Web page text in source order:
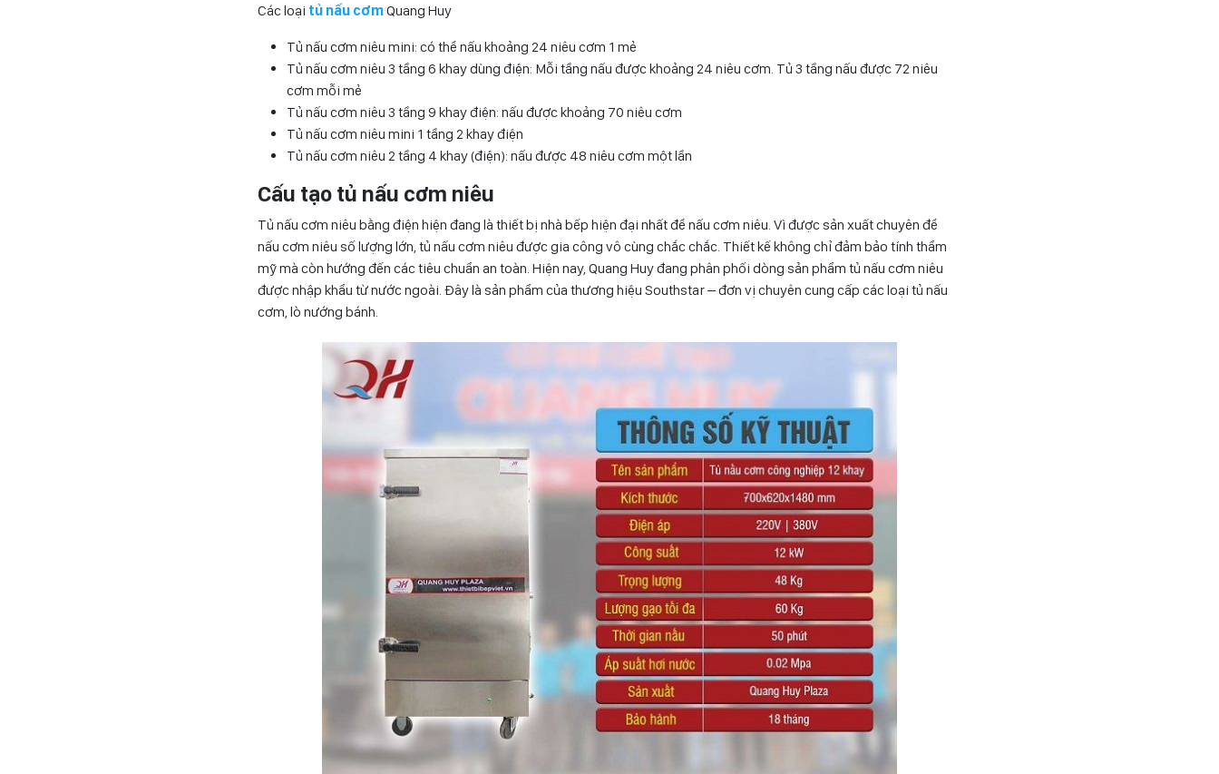
Các loại tủ nấu cơmQuang Huy
Tủ nấu cơm niêu mini: có thể nấu khoảng 24 niêu cơm 1 mẻ
Tủ nấu cơm niêu 3 tầng 6 khay dùng điện: Mỗi tầng nấu được khoảng 24 niêu cơm. Tủ 3 tầng nấu được 72 niêu
cơm mỗi mẻ
Tủ nấu cơm niêu 3 tầng 9 khay điện: nấu được khoảng 70 niêu cơm
Tủ nấu cơm niêu mini 1 tầng 2 khay điện
Tủ nấu cơm niêu 2 tầng 4 khay (điện): nấu được 48 niêu cơm một lần
Cấu tạo tủ nấu cơm niêu
Tủ nấu cơm niêu bằng điện hiện đang là thiết bị nhà bếp hiện đại nhất để nấu cơm niêu. Vì được sản xuất chuyên để
nấu cơm niêu số lượng lớn, tủ nấu cơm niêu được gia công vô cùng chắc chắc. Thiết kế không chỉ đảm bảo tính thẩm
mỹ mà còn hướng đến các tiêu chuẩn an toàn. Hiện nay, Quang Huy đang phân phối dòng sản phẩm tủ nấu cơm niêu
được nhập khẩu từ nước ngoài. Đây là sản phẩm của thương hiệu Southstar – đơn vị chuyên cung cấp các loại tủ nấu
cơm, lò nướng bánh.